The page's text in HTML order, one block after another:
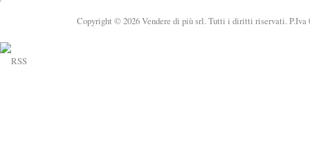
Copyright © 2026 Vendere di più srl. Tutti i diritti riservati. P.Iva